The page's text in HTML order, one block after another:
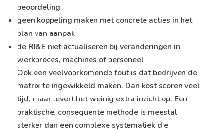
beoordeling
geen koppeling maken met concrete acties in het
plan van aanpak
de RI&E niet actualiseren bij veranderingen in
werkproces, machines of personeel
Ook een veelvoorkomende fout is dat bedrijven de
matrix te ingewikkeld maken. Dan kost scoren veel
tijd, maar levert het weinig extra inzicht op. Een
praktische, consequente methode is meestal
sterker dan een complexe systematiek die